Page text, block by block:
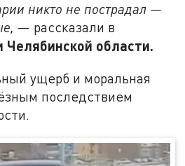
никто не пострадал —
— рассказали в
Челябинской области.
ущерб и моральная
последствием